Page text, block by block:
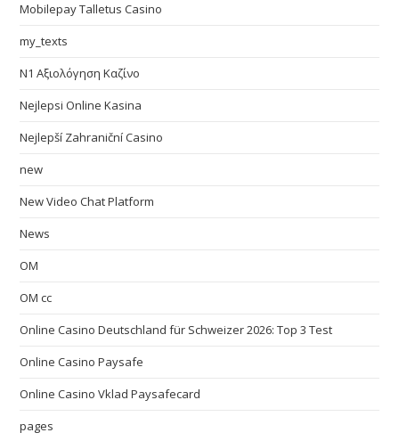
Mobilepay Talletus Casino
my_texts
N1 Αξιολόγηση Καζίνο
Nejlepsi Online Kasina
Nejlepší Zahraniční Casino
new
New Video Chat Platform
News
OM
OM cc
Online Casino Deutschland für Schweizer 2026: Top 3 Test
Online Casino Paysafe
Online Casino Vklad Paysafecard
pages